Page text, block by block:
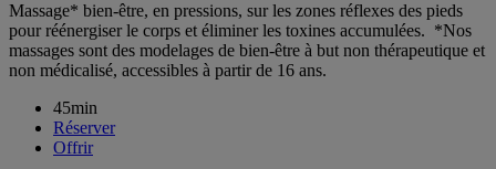
Massage* bien-être, en pressions, sur les zones réflexes des pieds
pour réénergiser le corps et éliminer les toxines accumulées. *Nos
massages sont des modelages de bien-être à but non thérapeutique et
non médicalisé, accessibles à partir de 16 ans.
45min
Réserver
Offrir